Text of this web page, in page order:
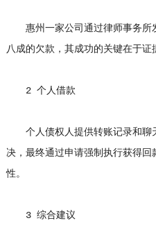
惠州一家公司通过律师事务所
八成的欠款，其成功的关键在于证
2 个人借款
个人债权人提供转账记录和聊
决，最终通过申请强制执行获得
性。
3 综合建议